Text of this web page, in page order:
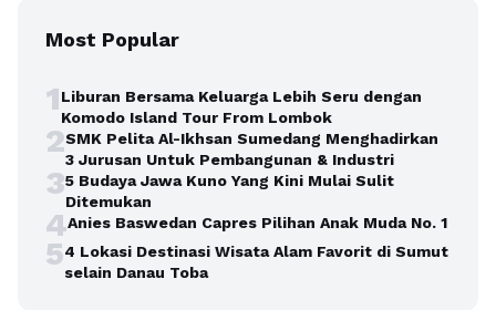
Most Popular
1Liburan Bersama Keluarga Lebih Seru dengan
Komodo Island Tour From Lombok
2SMK Pelita Al-Ikhsan Sumedang Menghadirkan
3 Jurusan Untuk Pembangunan & Industri
35 Budaya Jawa Kuno Yang Kini Mulai Sulit
Ditemukan
4Anies Baswedan Capres Pilihan Anak Muda No. 1
54 Lokasi Destinasi Wisata Alam Favorit di Sumut
selain Danau Toba